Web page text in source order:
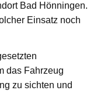
Bad Hönningen.
Einsatz noch
das Fahrzeug
zu sichten und